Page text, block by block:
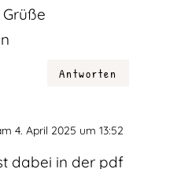
Antworten
4. April 2025 um 13:52
dabei in der pdf